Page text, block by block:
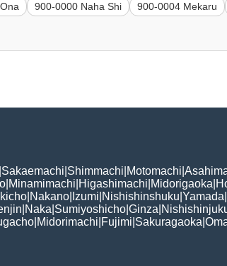
900-0000 Naha Shi 900-0004 Mekaru
Sakaemachi Shimmachi Motomachi
Minamimachi Higashimachi Midorigaoka
Nakano Izumi Nishishinshuku Yamada
Naka Sumiyoshicho Ginza
Midorimachi Fujimi Sakuragaoka